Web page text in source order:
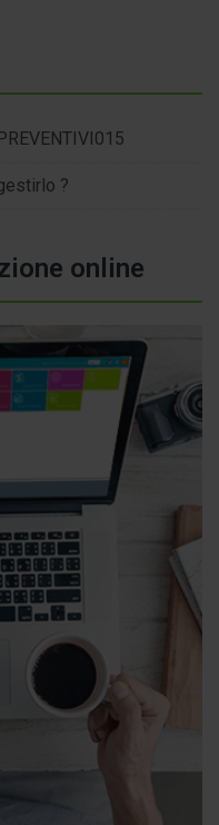
?
online